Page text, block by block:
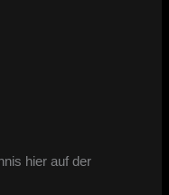
hier auf der